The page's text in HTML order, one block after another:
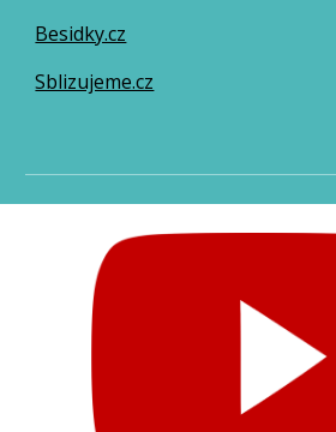
Besidky.cz
Sblizujeme.cz